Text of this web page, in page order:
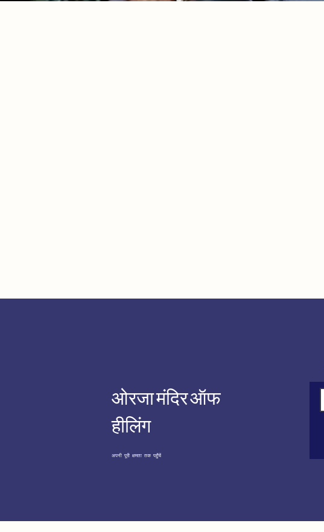
ओरजा मंदिर ऑफ
हीलिंग
अपनी पूरी क्षमता तक पहुँचें